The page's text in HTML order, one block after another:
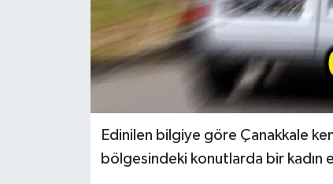
Edinilen bilgiye göre Çanakkale
bölgesindeki konutlarda bir kadın